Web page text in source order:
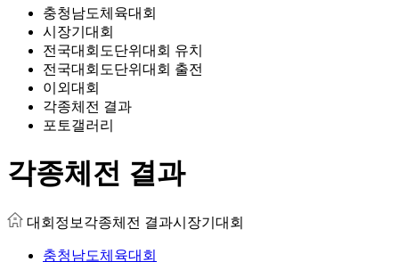
충청남도체육대회
시장기대회
전국대회도단위대회 유치
전국대회도단위대회 출전
이외대회
각종체전 결과
포토갤러리
각종체전 결과
대회정보 각종체전 결과시장기대회
충청남도체육대회